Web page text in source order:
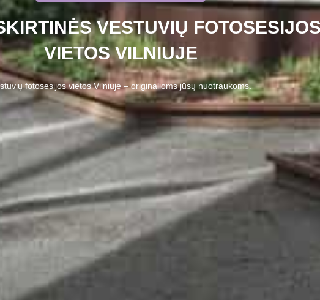
VESTUVIŲ
VIETOS VILNIUJE
fotosesijos vietos Vilniuje – originalioms jūsų nuotraukoms.